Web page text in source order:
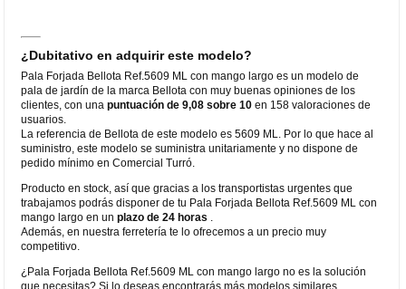
¿Dubitativo en adquirir este modelo?
Pala Forjada Bellota Ref.5609 ML con mango largo es un modelo de
pala de jardín de la marca Bellota con muy buenas opiniones de los
clientes, con unapuntuación de 9,08 sobre 10 en 158 valoraciones de
usuarios.
La referencia de Bellota de este modelo es 5609 ML. Por lo que hace al
suministro, este modelo se suministra unitariamente y no dispone de
pedido mínimo en Comercial Turró.
Producto en stock, así que gracias a los transportistas urgentes que
trabajamos podrás disponer de tu Pala Forjada Bellota Ref.5609 ML con
mango largo en unplazo de 24 horas
Además, en nuestra ferretería te lo ofrecemos a un precio muy
competitivo.
¿Pala Forjada Bellota Ref.5609 ML con mango largo no es la solución
que necesitas? Si lo deseas encontrarás más modelos similares